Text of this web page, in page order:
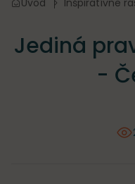
Úvod
záhone Inšpiratívne
Jediná
-